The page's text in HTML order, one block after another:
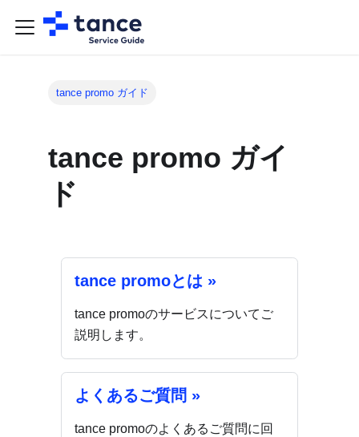
tance promo ガイド
tance promo ガイ
ド
tance promoとは »
tance promoのサービスについてご
説明します。
よくあるご質問 »
tance promoのよくあるご質問に回